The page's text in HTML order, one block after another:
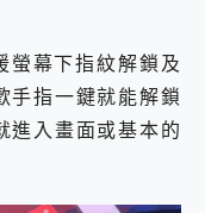
幕下指紋解鎖及
手指一鍵就能解鎖
進入畫面或基本的